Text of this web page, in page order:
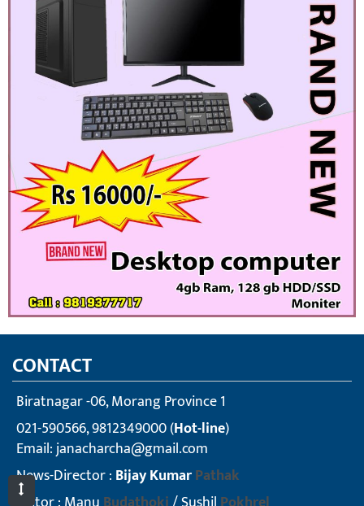
CONTACT
Biratnagar -06, Morang Province 1
021-590566, 9812349000 (Hot-line)
Email:janacharcha@gmail.com
News-Director : Bijay KumarPathak